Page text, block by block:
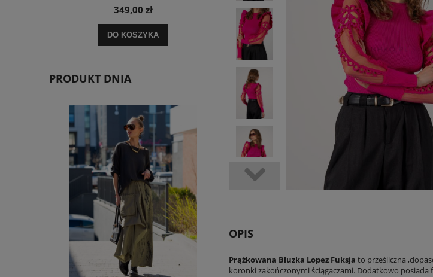
349,00 zł
DO KOSZYKA
PRODUKT DNIA
OPIS
Prążkowana Bluzka Lopez Fuksja to prześliczna
koronki zakończonymi ściągaczami. Dodatkowo posiada